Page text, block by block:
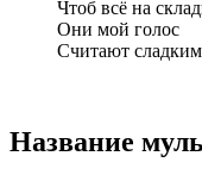
Чтоб всё на
Они мой голос
Считают
Название